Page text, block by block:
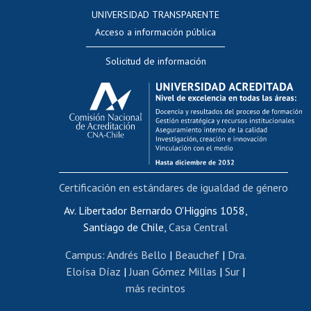
Evaluación docente
Calificación académica
Postulación al AUCAI
Funcionarias/os
Cursos internos de capacitación
Bienestar del personal
Portal de movilidad interna
Certificado de renta
Certificado de renta honorarios
Editar páginas blancas
Extranjeras/os
UNIVERSIDAD TRANSPARENTE
Acceso a información pública
Solicitud de información
Av. Libertador Bernardo O'Higgins 1058,
Santiago de Chile, Casa Central
Campus: Andrés Bello | Beauchef| Dra.
Eloísa Díaz | Juan Gómez Millas | Sur |
más recintos
Certificación en estándares de igualdad de género